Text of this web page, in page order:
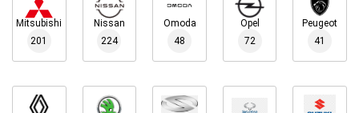
Mitsubishi
201
Nissan
224
Omoda
48
Opel
72
Peugeot
41